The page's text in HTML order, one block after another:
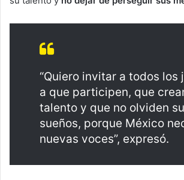
“Quiero invitar a todos los
a que participen, que
talento y que no olviden
sueños, porque México
nuevas voces”, expresó.